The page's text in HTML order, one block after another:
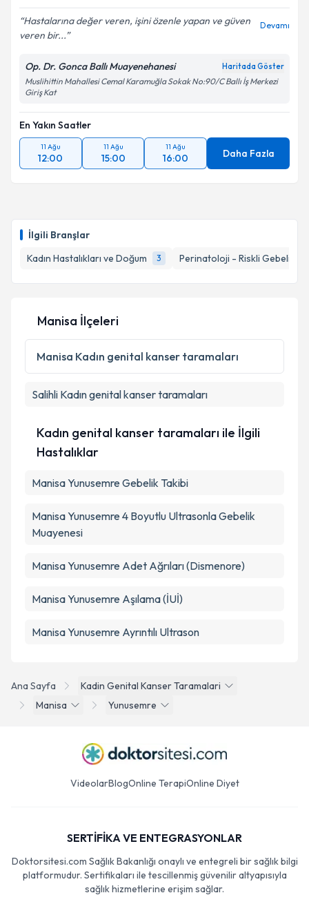
İlgili Branşlar
Kadın Hastalıkları ve Doğum
3 Perinatoloji - Riskli Gebelikler
Hastalarına değer veren, işini özenle yapan ve güven
veren bir...
Devamı
Op. Dr. Gonca Ballı Muayenehanesi Haritada Göster
Muslihittin Mahallesi Cemal Karamuğla Sokak No:90/C Ballı İş Merkezi
Giriş Kat
En Yakın Saatler
11 Ağu
12:00
11 Ağu
15:00
11 Ağu
16:00 Daha Fazla
Ana Sayfa
Kadin Genital Kanser Taramalari
Manisa
Yunusemre
Manisa İlçeleri
Manisa Kadın genital kanser taramaları
Salihli Kadın genital kanser taramaları
Kadın genital kanser taramaları ile İlgili
Hastalıklar
Manisa Yunusemre Gebelik Takibi
Manisa Yunusemre 4 Boyutlu Ultrasonla Gebelik
Muayenesi
Manisa Yunusemre Adet Ağrıları (Dismenore)
Manisa Yunusemre Aşılama (İUİ)
Manisa Yunusemre Ayrıntılı Ultrason
VideolarBlogOnline TerapiOnline Diyet
SERTİFİKA VE ENTEGRASYONLAR
Doktorsitesi.com Sağlık Bakanlığı onaylı ve entegreli bir sağlık bilgi
platformudur. Sertifikaları ile tescillenmiş güvenilir altyapısıyla
sağlık hizmetlerine erişim sağlar.